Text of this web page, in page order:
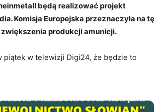
będą realizować projekt
Komisja Europejska przeznaczyła na tę
produkcji amunicji.
piątek w telewizji Digi24, że będzie to